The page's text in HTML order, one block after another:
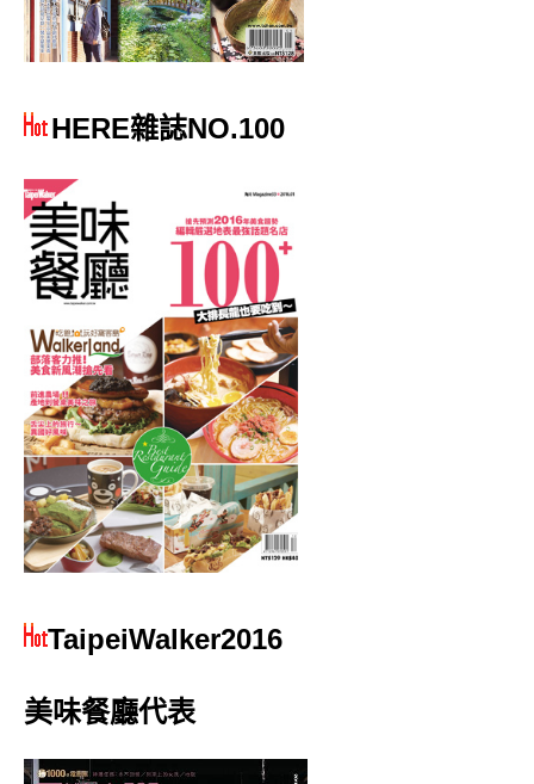
HERE雜誌NO.100
TaipeiWalker2016
美味餐廳代表